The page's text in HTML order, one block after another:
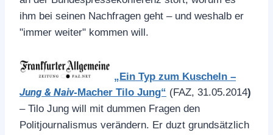
ihm bei seinen Nachfragen geht – und weshalb er
"immer weiter" kommen will.
„Ein Typ zum Kuscheln –
Jung & Naiv-Macher Tilo Jung“ (FAZ, 31.05.2014)
– Tilo Jung will mit dummen Fragen den
Politjournalismus verändern. Er duzt grundsätzlich